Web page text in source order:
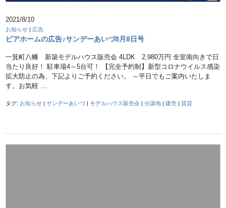
2021/8/10
お知らせ | 広告
ピアホームの広告♪サンデーあいづ8月8日号
一箕町八幡 新築モデルハウス販売会 4LDK 2,980万円 全室南向きで日
当たり良好！ 駐車場4～5台可！ 【完全予約制】新型コロナウイルス感染
拡大防止の為、下記よりご予約ください。 ～平日でもご案内いたしま
す。お気軽 …
タグ: お知らせ |サンデーあいづ |モデルハウス販売会 |分譲地 |建売 |賃貸